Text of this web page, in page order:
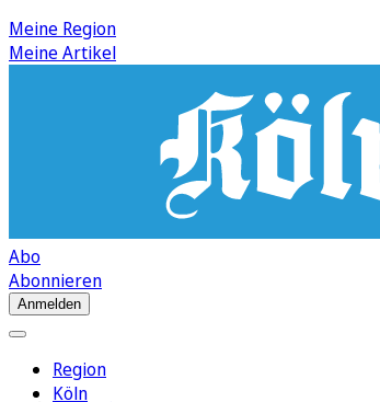
Meine Region
Meine Artikel
Abo
Abonnieren
Anmelden
Region
Köln